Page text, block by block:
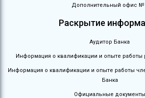
Дополнительный офис №
Раскрытие
Аудитор Банка
Информация о квалификации и опыте работы
Информация о квалификации и опыте работы
Банка
Официальные документы